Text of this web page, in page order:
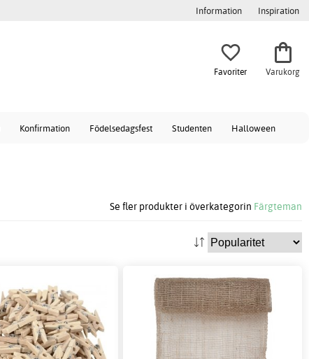
Information Inspiration
Favoriter Varukorg
Konfirmation Födelsedagsfest Studenten Halloween
Se fler produkter i överkategorin Färgteman